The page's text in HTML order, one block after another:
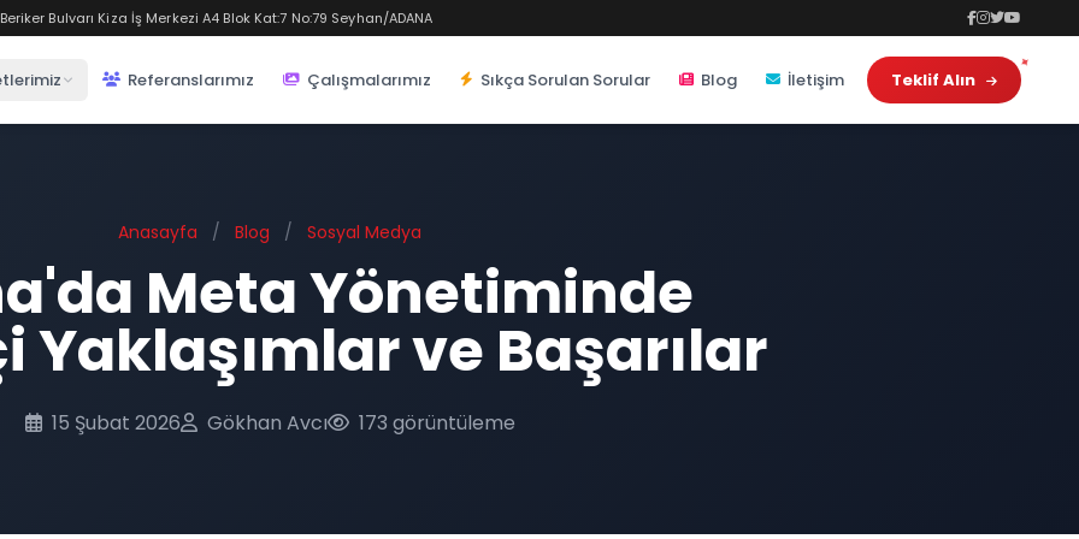
Bulvarı Kiza İş Merkezi A4 Blok Kat:7 No:79 Seyhan/ADANA
Referanslarımız Çalışmalarımız Sıkça Sorulan Sorular Blog İletişim Teklif Alın
Anasayfa / Blog / Sosyal Medya
Meta Yönetiminde
Yaklaşımlar ve Başarılar
15 Şubat 2026 Gökhan Avcı 173 görüntüleme